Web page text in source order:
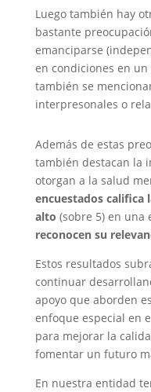
Luego también hay
bastante
emanciparse
en condiciones en
también se
interpresonales o
Además de estas
también destacan la
otorgan a la salud
encuestados califica
alto (sobre 5) en una
reconocen su
Estos resultados
continuar
apoyo que aborden
enfoque especial en
para mejorar la
fomentar un futuro
En nuestra entidad